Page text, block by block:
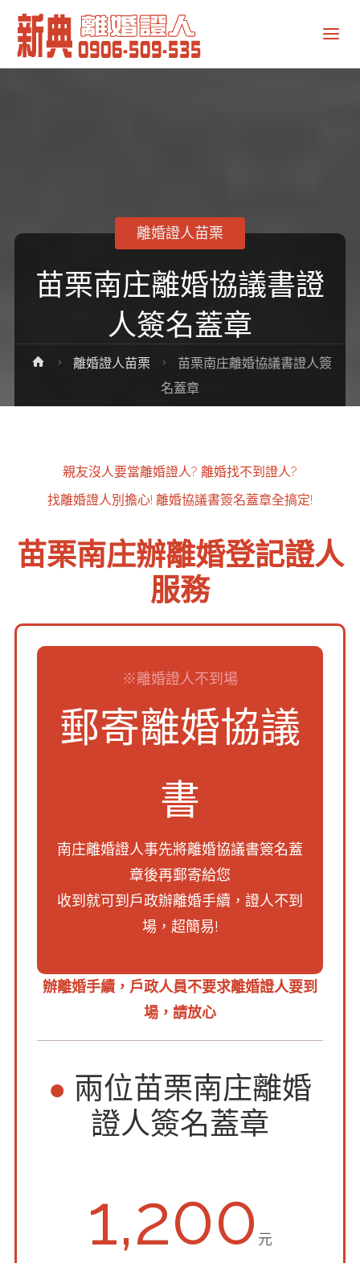
苗栗南庄離婚協議書證
人簽名蓋章
離婚證人苗栗
Home離婚證人苗栗
苗栗南庄離婚協議書證人簽
名蓋章
親友沒人要當離婚證人? 離婚找不到證人?
找離婚證人別擔心! 離婚協議書簽名蓋章全搞定!
苗栗南庄辦離婚登記證人
服務
※離婚證人不到場
郵寄離婚協議
書
南庄離婚證人事先將離婚協議書簽名蓋
章後再郵寄給您
收到就可到戶政辦離婚手續，證人不到
場，超簡易!
辦離婚手續， 戶政人員不要求離婚證人要到
場，請放心
● 兩位苗栗南庄離婚
證人簽名蓋章
1,200 元